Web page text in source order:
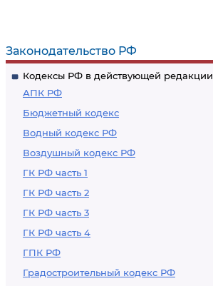
Законодательство РФ
Кодексы РФ в действующей редакции
АПК РФ
Бюджетный кодекс
Водный кодекс РФ
Воздушный кодекс РФ
ГК РФ часть 1
ГК РФ часть 2
ГК РФ часть 3
ГК РФ часть 4
ГПК РФ
Градостроительный кодекс РФ